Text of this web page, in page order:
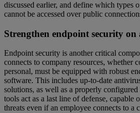
discussed earlier, and define which types
cannot be accessed over public
Strengthen endpoint security on
Endpoint security is another critical
connects to company resources, whether
personal, must be equipped with robust
software. This includes up-to-date
solutions, as well as a properly
tools act as a last line of defense, capable
threats even if an employee connects to a